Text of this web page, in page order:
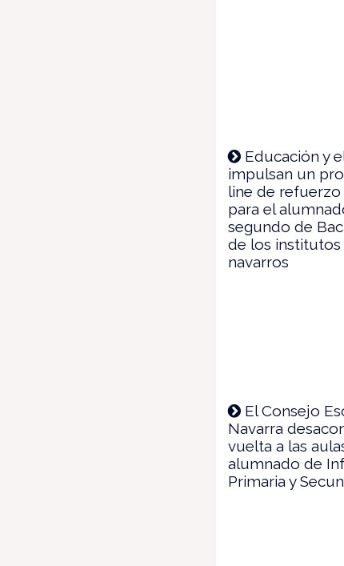
Educación y
impulsan un
line de refuerzo
para el
segundo de
de los
navarros
El Consejo
Navarra
vuelta a las
alumnado de
Primaria y